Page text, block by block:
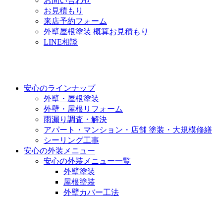
お見積もり
来店予約フォーム
外壁屋根塗装 概算お見積もり
LINE相談
安心のラインナップ
外壁・屋根塗装
外壁・屋根リフォーム
雨漏り調査・解決
アパート・マンション・店舗 塗装・大規模修繕
シーリング工事
安心の外装メニュー
安心の外装メニュー一覧
外壁塗装
屋根塗装
外壁カバー工法